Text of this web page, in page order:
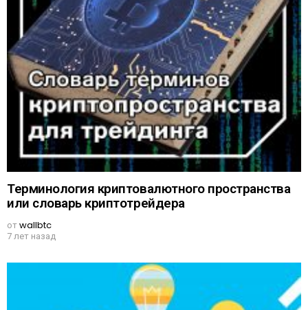
Терминология криптовалютного пространства
или словарь криптотрейдера
отwallbtc
7 лет назад